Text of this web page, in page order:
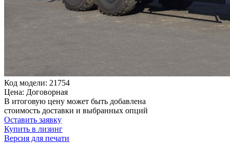
Код модели: 21754
Цена: Договорная
В итоговую цену может быть добавлена
стоимость доставки и выбранных опций
Оставить заявку
Купить в лизинг
Версия для печати